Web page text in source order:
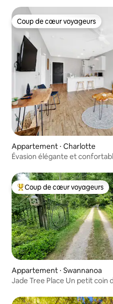
Coup de cœur voyageurs
Coup de cœur voyageurs
Appartement ⋅ Charlotte
Évasion élégante et
Coups de cœur voyageurs les
Coup de cœur voyageurs
Appartement ⋅ Swannanoa
Jade Tree Place Un